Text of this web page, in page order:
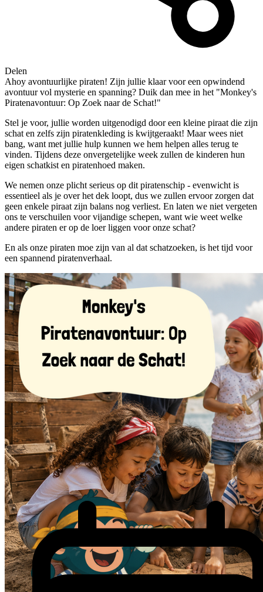
Delen
Ahoy avontuurlijke piraten! Zijn jullie klaar voor een opwindend
avontuur vol mysterie en spanning? Duik dan mee in het "Monkey's
Piratenavontuur: Op Zoek naar de Schat!"
Stel je voor, jullie worden uitgenodigd door een kleine piraat die zijn
schat en zelfs zijn piratenkleding is kwijtgeraakt! Maar wees niet
bang, want met jullie hulp kunnen we hem helpen alles terug te
vinden. Tijdens deze onvergetelijke week zullen de kinderen hun
eigen schatkist en piratenhoed maken.
We nemen onze plicht serieus op dit piratenschip - evenwicht is
essentieel als je over het dek loopt, dus we zullen ervoor zorgen dat
geen enkele piraat zijn balans nog verliest. En laten we niet vergeten
ons te verschuilen voor vijandige schepen, want wie weet welke
andere piraten er op de loer liggen voor onze schat?
En als onze piraten moe zijn van al dat schatzoeken, is het tijd voor
een spannend piratenverhaal.